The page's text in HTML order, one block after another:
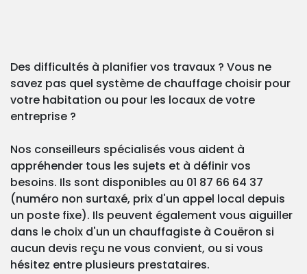
Des difficultés à planifier vos travaux ? Vous ne
savez pas quel système de chauffage choisir pour
votre habitation ou pour les locaux de votre
entreprise ?
Nos conseilleurs spécialisés vous aident à
appréhender tous les sujets et à définir vos
besoins. Ils sont disponibles au 01 87 66 64 37
(numéro non surtaxé, prix d'un appel local depuis
un poste fixe). Ils peuvent également vous aiguiller
dans le choix d'un un chauffagiste à Couëron si
aucun devis reçu ne vous convient, ou si vous
hésitez entre plusieurs prestataires.